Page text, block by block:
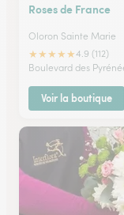
Roses de France
Oloron Sainte Marie
★★★★★4.9 (112)
Boulevard des
Voir la boutique